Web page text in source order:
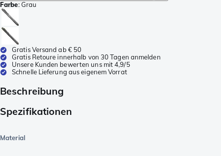
Farbe:Grau
Gratis Versand ab € 50
Gratis Retoure innerhalb von 30 Tagen anmelden
Unsere Kunden bewerten uns mit 4,9/5
Schnelle Lieferung aus eigenem Vorrat
Beschreibung
Spezifikationen
Material